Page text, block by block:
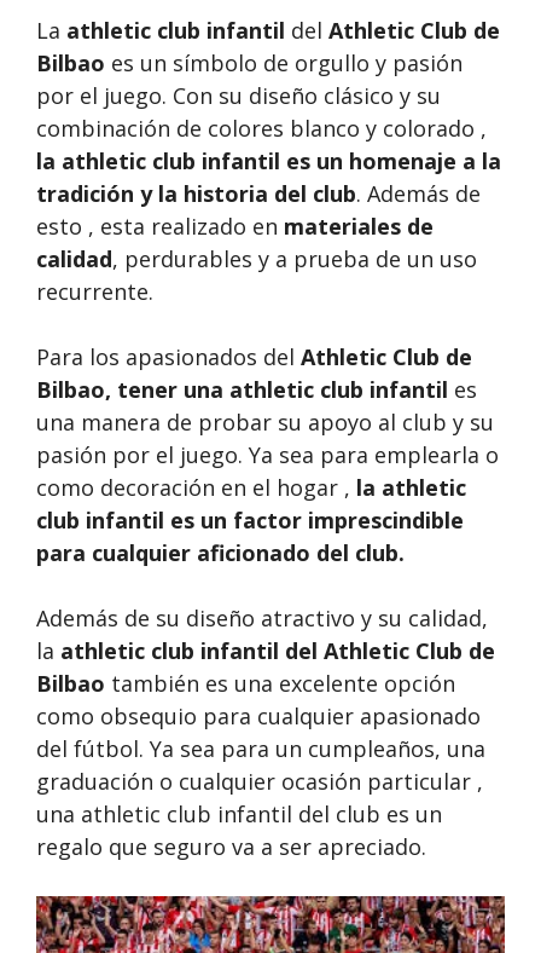
La athletic club infantil del Athletic Club de
Bilbao es un símbolo de orgullo y pasión
por el juego. Con su diseño clásico y su
combinación de colores blanco y colorado ,
la athletic club infantil es un homenaje a la
tradición y la historia del club. Además de
esto , esta realizado en materiales de
calidad, perdurables y a prueba de un uso
recurrente.
Para los apasionados del Athletic Club de
Bilbao, tener una athletic club infantil es
una manera de probar su apoyo al club y su
pasión por el juego. Ya sea para emplearla o
como decoración en el hogar , la athletic
club infantil es un factor imprescindible
para cualquier aficionado del club.
Además de su diseño atractivo y su calidad,
la athletic club infantil del Athletic Club de
Bilbao también es una excelente opción
como obsequio para cualquier apasionado
del fútbol. Ya sea para un cumpleaños, una
graduación o cualquier ocasión particular ,
una athletic club infantil del club es un
regalo que seguro va a ser apreciado.